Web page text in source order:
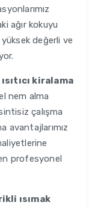
ağır kokuyu
değerli ve
kiralama
nem alma
çalışma
avantajlarımız
profesyonel
ısımak